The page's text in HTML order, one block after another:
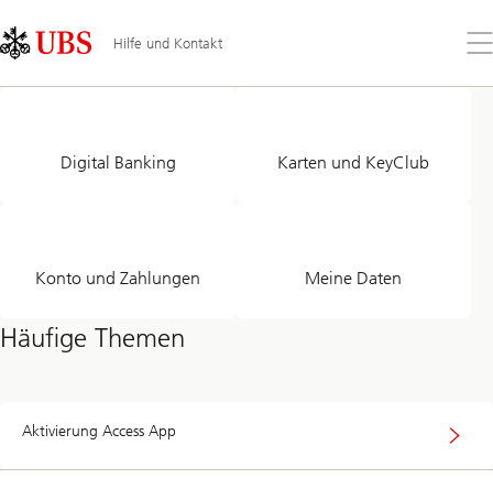
Links
Area
Hilfe und Kontakt
Sie
Digital Banking Karten und KeyClub
Konto und Zahlungen Meine Daten
Häufige Themen
Aktivierung Access App